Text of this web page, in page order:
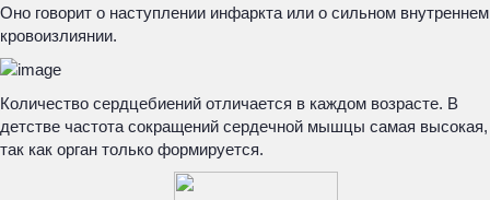
Оно говорит о наступлении инфаркта или о сильном внутреннем
кровоизлиянии.
Количество сердцебиений отличается в каждом возрасте. В
детстве частота сокращений сердечной мышцы самая высокая,
так как орган только формируется.